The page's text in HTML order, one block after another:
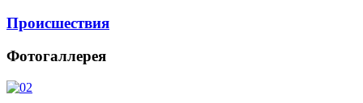
Происшествия
Фотогаллерея